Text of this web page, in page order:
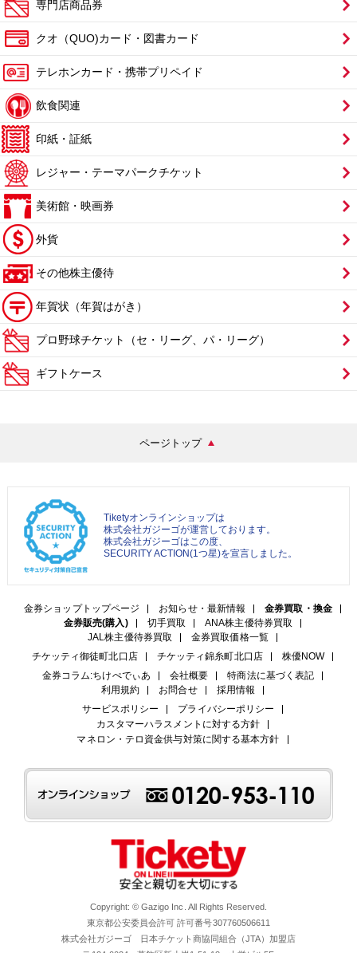
専門店商品券
クオ（QUO)カード・図書カード
テレホンカード・携帯プリペイド
飲食関連
印紙・証紙
レジャー・テーマパークチケット
美術館・映画券
外貨
その他株主優待
年賀状（年賀はがき）
プロ野球チケット（セ・リーグ、パ・リーグ）
ギフトケース
ページトップ
Tiketyオンラインショップは
株式会社ガジーゴが運営しております。
株式会社ガジーゴはこの度、
SECURITY ACTION(1つ星)を宣言しました。
金券ショップトップページ お知らせ・最新情報
金券買取・換金
金券販売(購入)
切手買取
ANA株主優待券買取
JAL株主優待券買取
金券買取価格一覧
チケッティ御徒町北口店
チケッティ錦糸町北口店
株優NOW
金券コラム:ちけぺでぃあ
会社概要
特商法に基づく表記
利用規約
お問合せ
採用情報
サービスポリシー
プライバシーポリシー
カスタマーハラスメントに対する方針
マネロン・テロ資金供与対策に関する基本方針
Copyright: © Gazigo Inc. All Rights Reserved.
東京都公安委員会許可 許可番号307760506611
株式会社ガジーゴ 日本チケット商協同組合（JTA）加盟店